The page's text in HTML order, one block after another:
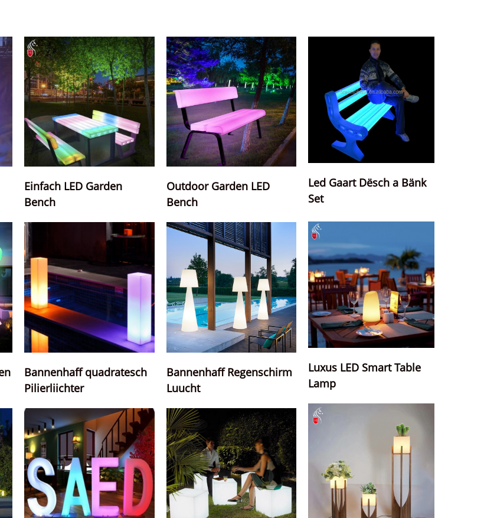
Einfach LED Garden
Bench
Bannenhaff quadratesch
Pilierliichter
Outdoor Garden LED
Bench
Bannenhaff Regenschirm
Luucht
Led Gaart Dësch a Bänk
Set
Luxus LED Smart Table
Lamp